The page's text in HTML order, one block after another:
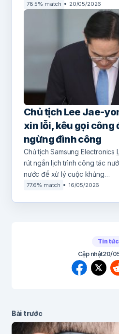
78.5% match 20/05/2026
Chủ tịch Lee Jae-
xin lỗi, kêu gọi công
ngừng đình công
Chủ tịch Samsung Electronics
rút ngắn lịch trình công tác
nước để xử lý cuộc khủng…
77.6% match 16/05/2026
Tin tức
Cập nhật20/
Bài trước